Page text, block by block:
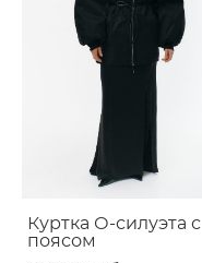
Куртка О-силуэта с
поясом